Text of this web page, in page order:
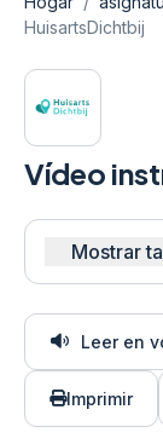
HuisartsDichtbij
Vídeo
Mostrar
Leer en
Imprimir